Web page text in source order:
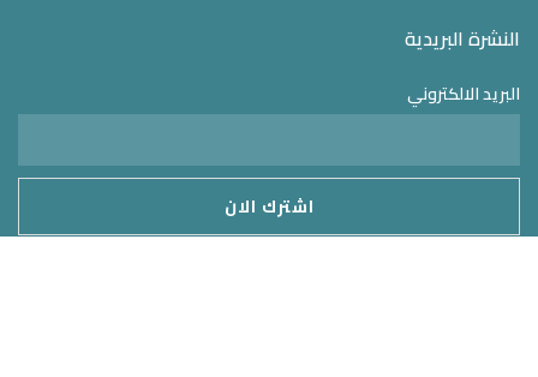
النشرة البريدية
البريد الالكتروني